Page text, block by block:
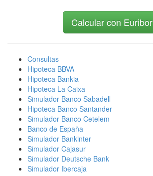
Calcular con Euribor
Consultas
Hipoteca BBVA
Hipoteca Bankia
Hipoteca La Caixa
Simulador Banco Sabadell
Hipoteca Banco Santander
Simulador Banco Cetelem
Banco de España
Simulador Bankinter
Simulador Cajasur
Simulador Deutsche Bank
Simulador Ibercaja